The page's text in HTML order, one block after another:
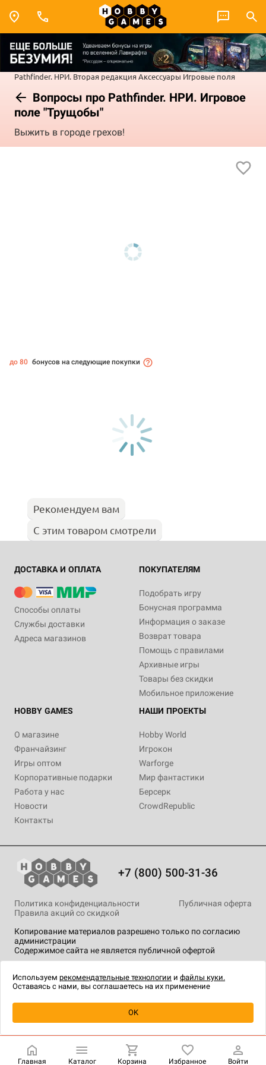
Pathfinder. НРИ. Вторая редакция Аксессуары Игровые поля
Вопросы про Pathfinder. НРИ. Игровое
поле "Трущобы"
Выжить в городе грехов!
Купить
до 80 бонусов на следующие покупки
Рекомендуем вам
С этим товаром смотрели
ДОСТАВКА И ОПЛАТА
Способы оплаты
Службы доставки
Адреса магазинов
ПОКУПАТЕЛЯМ
Подобрать игру
Бонусная программа
Информация о заказе
Возврат товара
Помощь с правилами
Архивные игры
Товары без скидки
Мобильное приложение
HOBBY GAMES
О магазине
Франчайзинг
Игры оптом
Корпоративные подарки
Работа у нас
Новости
Контакты
НАШИ ПРОЕКТЫ
Hobby World
Игрокон
Warforge
Мир фантастики
Берсерк
CrowdRepublic
+7 (800) 500-31-36
Копирование материалов разрешено только по согласию
администрации
Содержимое сайта не является публичной офертой
Политика конфиденциальности
Публичная оферта
Правила акций со скидкой
технологии.
Главная Каталог Корзина Избранное Войти
Используем рекомендательные технологии и файлы куки.
Оставаясь с нами, вы соглашаетесь на их применение
OK